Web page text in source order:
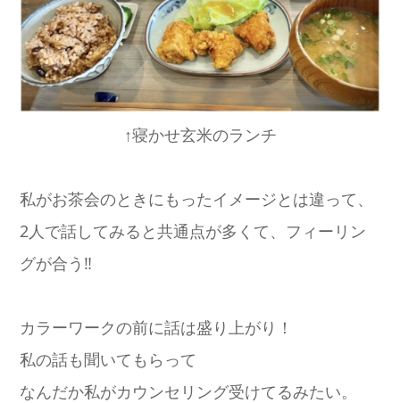
↑寝かせ玄米のランチ
私がお茶会のときにもったイメージとは違って、
2人で話してみると共通点が多くて、フィーリン
グが合う‼️
カラーワークの前に話は盛り上がり！
私の話も聞いてもらって
なんだか私がカウンセリング受けてるみたい。